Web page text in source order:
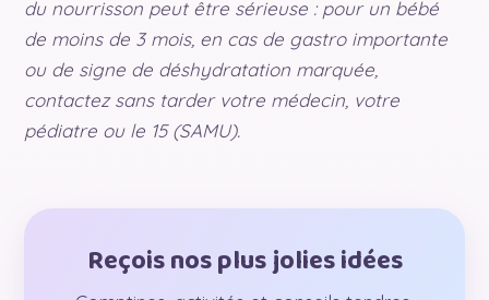
du nourrisson peut être sérieuse : pour un bébé
de moins de 3 mois, en cas de gastro importante
ou de signe de déshydratation marquée,
contactez sans tarder votre médecin, votre
pédiatre ou le 15 (SAMU).
Reçois nos plus jolies idées